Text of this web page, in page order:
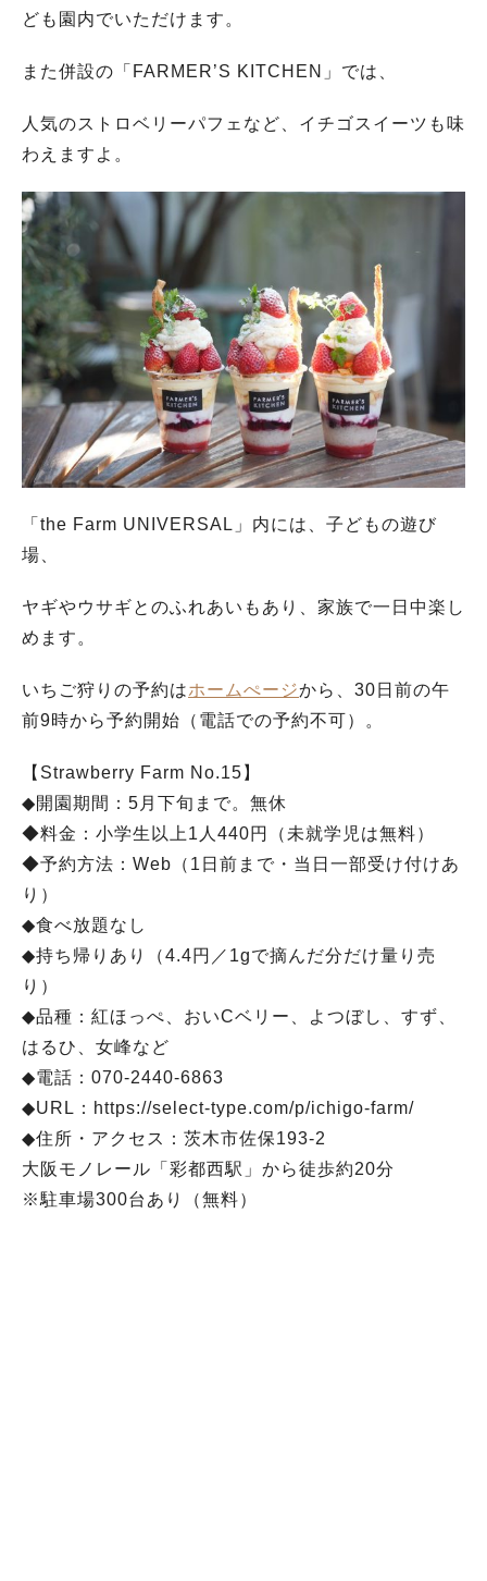
ども園内でいただけます。
また併設の「FARMER’S KITCHEN」では、
人気のストロベリーパフェなど、イチゴスイーツも味
わえますよ。
「the Farm UNIVERSAL」内には、子どもの遊び
場、
ヤギやウサギとのふれあいもあり、家族で一日中楽し
めます。
いちご狩りの予約はホームぺージから、30日前の午
前9時から予約開始（電話での予約不可）。
【Strawberry Farm No.15】
◆開園期間：5月下旬まで。無休
◆料金：小学生以上1人440円（未就学児は無料）
◆予約方法：Web（1日前まで・当日一部受け付けあ
り）
◆食べ放題なし
◆持ち帰りあり（4.4円／1gで摘んだ分だけ量り売
り）
◆品種：紅ほっぺ、おいCベリー、よつぼし、すず、
はるひ、女峰など
◆電話：070-2440-6863
◆URL：https://select-type.com/p/ichigo-farm/
◆住所・アクセス：茨木市佐保193-2
大阪モノレール「彩都西駅」から徒歩約20分
※駐車場300台あり（無料）